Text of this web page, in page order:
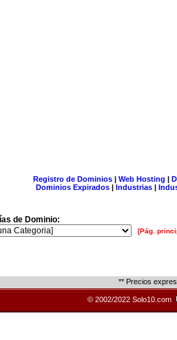
Registro de Dominios| Web Hosting |
Dominios Expirados | Industrias |
de Dominio:
[Pág.
** Precios
© 2002/2022 Solo10.com